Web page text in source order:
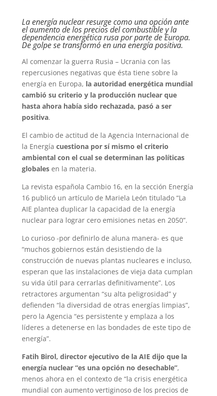
La energía nuclear resurge como una opción ante
el aumento de los precios del combustible y la
dependencia energética rusa por parte de Europa.
De golpe se transformó en una energía positiva.
Al comenzar la guerra Rusia – Ucrania con las
repercusiones negativas que ésta tiene sobre la
energía en Europa, la autoridad energética mundial
cambió su criterio y la producción nuclear que
hasta ahora había sido rechazada, pasó a ser
positiva.
El cambio de actitud de la Agencia Internacional de
la Energía cuestiona por sí mismo el criterio
ambiental con el cual se determinan las políticas
globalesen la materia.
La revista española Cambio 16, en la sección Energía
16 publicó un artículo de Mariela León titulado “La
AIE plantea duplicar la capacidad de la energía
nuclear para lograr cero emisiones netas en 2050”.
Lo curioso -por definirlo de aluna manera- es que
“muchos gobiernos están desistiendo de la
construcción de nuevas plantas nucleares e incluso,
esperan que las instalaciones de vieja data cumplan
su vida útil para cerrarlas definitivamente”. Los
retractores argumentan “su alta peligrosidad” y
defienden “la diversidad de otras energías limpias”,
pero la Agencia “es persistente y emplaza a los
líderes a detenerse en las bondades de este tipo de
energía”.
Fatih Birol, director ejecutivo de la AIE dijo que la
energía nuclear “es una opción no desechable”,
menos ahora en el contexto de “la crisis energética
mundial con aumento vertiginoso de los precios de